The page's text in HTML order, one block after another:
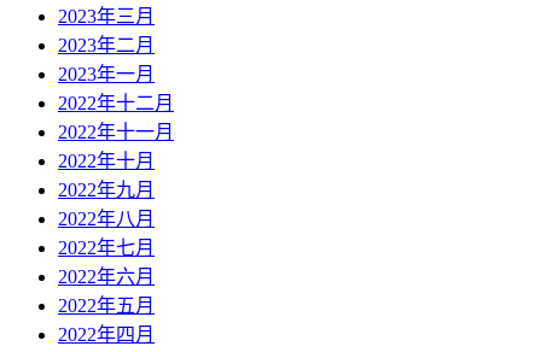
2023年三月
2023年二月
2023年一月
2022年十二月
2022年十一月
2022年十月
2022年九月
2022年八月
2022年七月
2022年六月
2022年五月
2022年四月